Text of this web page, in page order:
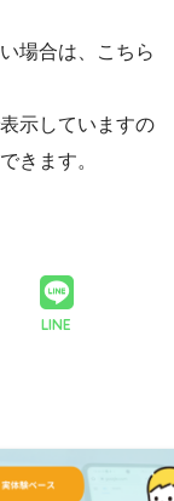
場合は、こちら
示していますの
きます。
LINE